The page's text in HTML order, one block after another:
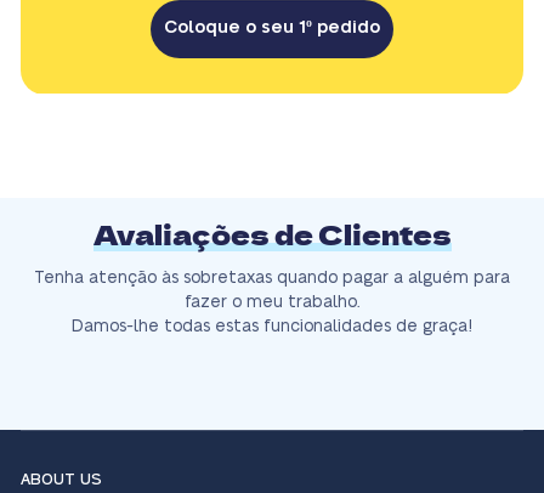
Coloque o seu 1º pedido
Avaliações de Clientes
Tenha atenção às sobretaxas quando pagar a alguém para
fazer o meu trabalho.
Damos-lhe todas estas funcionalidades de graça!
ABOUT US